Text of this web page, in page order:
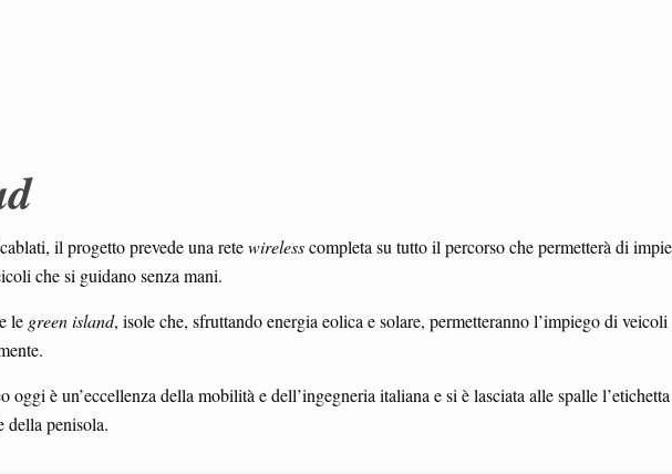
il progetto prevede una retewirelesscompleta su tutto il percorso che permetterà di
che si guidano senza mani.
le greenisland, isole che, sfruttando energia eolica e solare, permetteranno l’impiego di veicoli
oggi è un’eccellenza della mobilità e dell’ingegneria italiana e si è lasciata alle spalle
della penisola.